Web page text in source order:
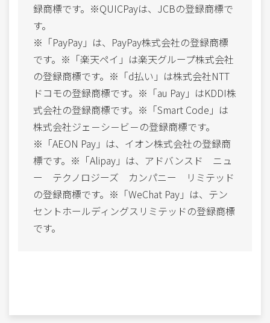
録商標です。※QUICPayは、JCBの登録商標で
す。
※「PayPay」は、PayPay株式会社の登録商標
です。※「楽天ペイ」は楽天グループ株式会社
の登録商標です。※「d払い」は株式会社NTT
ドコモの登録商標です。※「au Pay」はKDDI株
式会社の登録商標です。※「Smart Code」は
株式会社ジェ－シ－ビ－の登録商標です。
※「AEON Pay」は、イオン株式会社の登録商
標です。※「Alipay」は、アドバンスド ニュ
ー テクノロジーズ カンパニー リミテッド
の登録商標です。※「WeChat Pay」は、テン
セントホールディングスリミテッドの登録商標
です。